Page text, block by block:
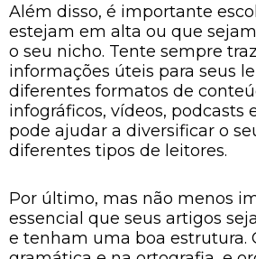
Além disso, é importante
estejam em alta ou que
o seu nicho. Tente sempre
informações úteis para seus
diferentes formatos de
infográficos, vídeos, podcasts
pode ajudar a diversificar o
diferentes tipos de leitores.
Por último, mas não menos
essencial que seus artigos
e tenham uma boa estrutura.